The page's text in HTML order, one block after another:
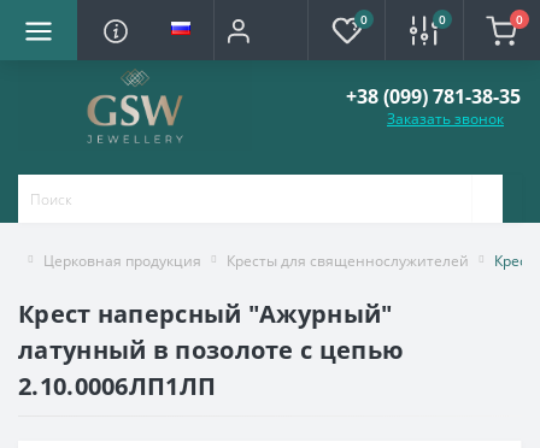
0 0 0
+38 (099) 781-38-35
Заказать звонок
Церковная продукция Кресты для священнослужителей
Крест наперсный "Ажурный"
латунный в позолоте с цепью
2.10.0006ЛП1ЛП